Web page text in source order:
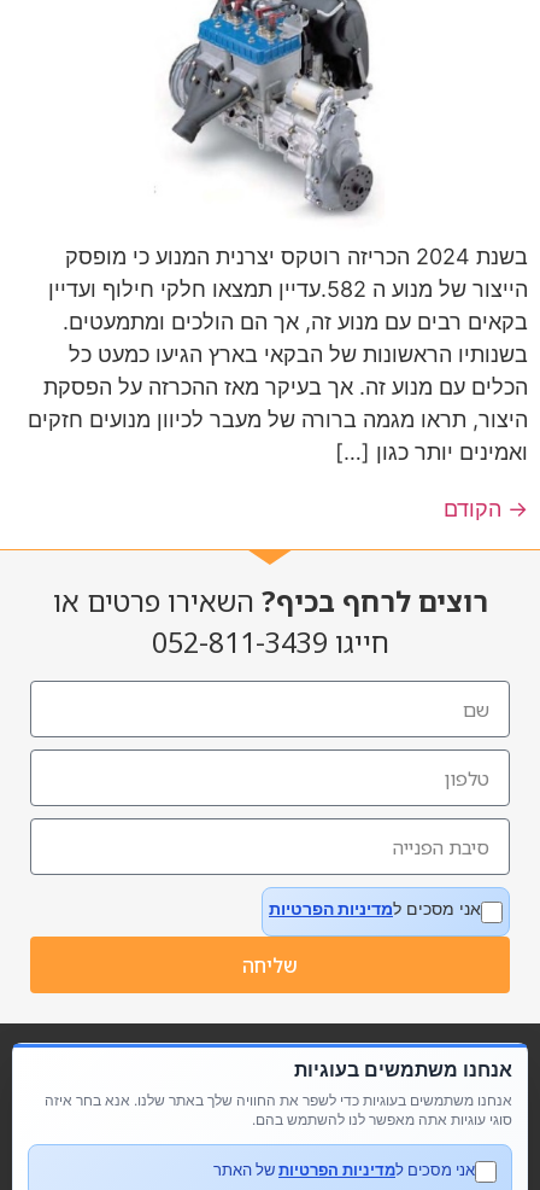
בשנת 2024 הכריזה רוטקס יצרנית המנוע כי מופסק
הייצור של מנוע ה 582.עדיין תמצאו חלקי חילוף ועדיין
בקאים רבים עם מנוע זה, אך הם הולכים ומתמעטים.
בשנותיו הראשונות של הבקאי בארץ הגיעו כמעט כל
הכלים עם מנוע זה. אך בעיקר מאז ההכרזה על הפסקת
היצור, תראו מגמה ברורה של מעבר לכיוון מנועים חזקים
ואמינים יותר כגון […]
→ הקודם
רוצים לרחף בכיף? השאירו פרטים או
חייגו 052-811-3439
אני מסכים למדיניות הפרטיות
שליחה
אנחנו משתמשים בעוגיות
אנחנו משתמשים בעוגיות כדי לשפר את החוויה שלך באתר שלנו. אנא בחר איזה
סוגי עוגיות אתה מאפשר לנו להשתמש בהם.
אני מסכים למדיניות הפרטיותשל האתר